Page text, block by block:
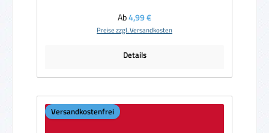
Regulärer Preis:
Ab4,99 €
Preise zzgl. Versandkosten
Details
Versandkostenfrei